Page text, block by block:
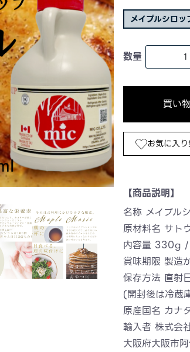
メイプルシロッ
数量
買い
お気に入
【商品説明】
名称 メイプル
原材料名 サト
内容量 330g
賞味期限 製造
保存方法 直射
(開封後は冷蔵
原産国名 カナ
輸入者 株式会
大阪府大阪市